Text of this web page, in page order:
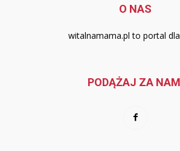
O NAS
witalnamama.pl to portal
PODĄŻAJ ZA